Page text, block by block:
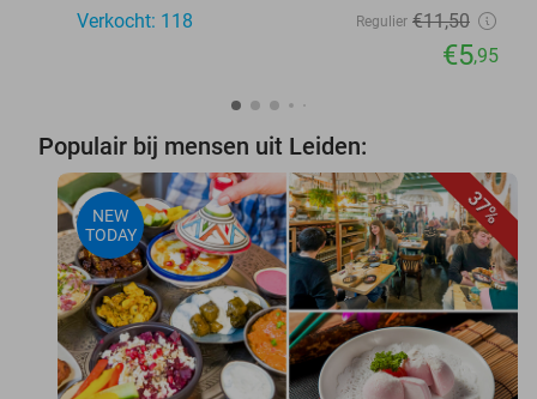
Verkocht: 118 Regulier €11,50
€5,95
Populair bij mensen uit Leiden:
37%
NEW
TODAY